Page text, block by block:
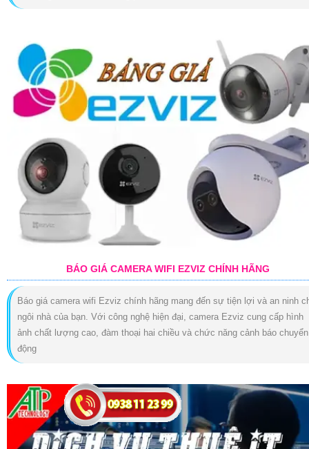
BÁO GIÁ CAMERA WIFI EZVIZ CHÍNH HÃNG
Báo giá camera wifi Ezviz chính hãng mang đến sự tiện lợi và an ninh
ngôi nhà của bạn. Với công nghệ hiện đại, camera Ezviz cung cấp hình
ảnh chất lượng cao, đàm thoại hai chiều và chức năng cảnh báo chuyển
động